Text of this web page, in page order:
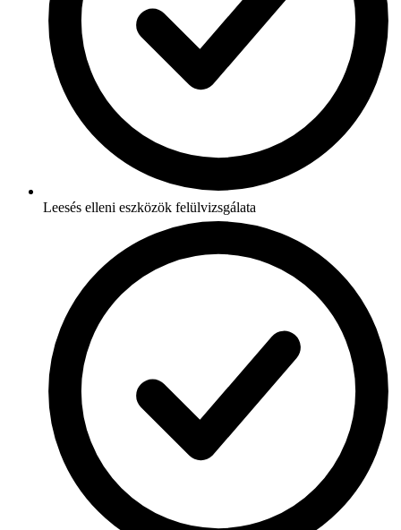
Leesés elleni eszközök felülvizsgálata